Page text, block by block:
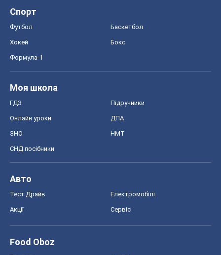
Спорт
Футбол Баскетбол
Хокей Бокс
Формула-1
Моя школа
ГДЗ Підручники
Онлайн уроки ДПА
ЗНО НМТ
СНД посібники
Авто
Тест Драйв Електромобілі
Акції Сервіс
Food Oboz